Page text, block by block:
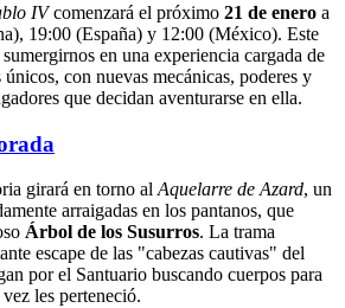
IVcomenzará el próximo 21 de enero a
19:00 (España) y 12:00 (México). Este
en una experiencia cargada de
con nuevas mecánicas, poderes y
que decidan aventurarse en ella.
girará en torno al Aquelarre de Azard, un
arraigadas en los pantanos, que
Árbol de los Susurros. La trama
escape de las "cabezas cautivas" del
por el Santuario buscando cuerpos para
les perteneció.